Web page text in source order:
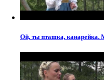
Ой, ты пташка, канарейка.